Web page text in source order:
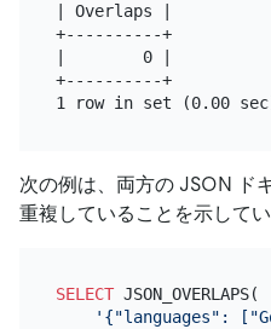
| Overlaps |
+----------+
|        0 |
+----------+
次の例は、両方の JSON ド
重複していることを示してい
SELECT JSON_OVERLAPS(
'{"languages":